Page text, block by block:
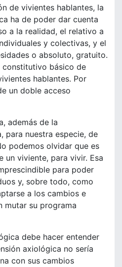
de vivientes hablantes, la
ha de poder dar cuenta
a la realidad, el relativo a
y colectivas, y el
o absoluto, gratuito.
constitutivo básico de
hablantes. Por
un doble acceso
además de la
para nuestra especie, de
podemos olvidar que es
un viviente, para vivir. Esa
para poder
y, sobre todo, como
a los cambios e
mutar su programa
debe hacer entender
axiológica no sería
con sus cambios